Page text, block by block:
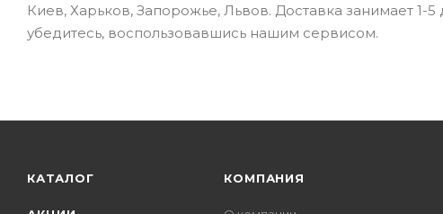
Киев, Харьков, Запорожье, Львов. Доставка занимает
убедитесь, воспользовавшись нашим сервисом.
КАТАЛОГ КОМПАНИЯ